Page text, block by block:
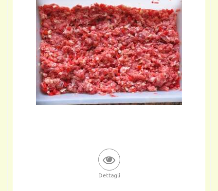
Dettagli